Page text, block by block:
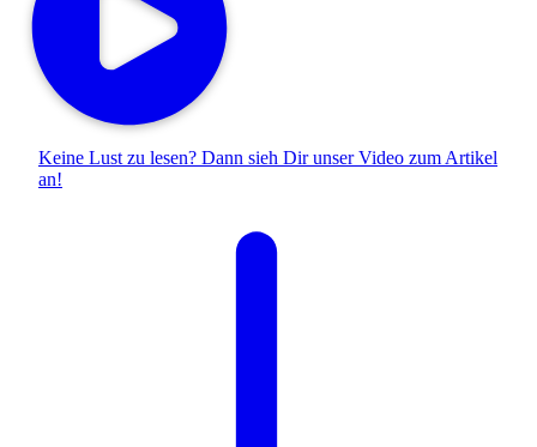
Keine Lust zu lesen? Dann sieh Dir unserVideo zum Artikel
an!